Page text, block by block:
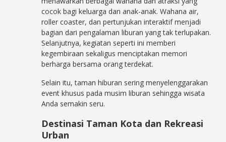
cocok bagi keluarga dan anak-anak. Wahana air,
roller coaster, dan pertunjukan interaktif menjadi
bagian dari pengalaman liburan yang tak terlupakan.
Selanjutnya, kegiatan seperti ini memberi
kegembiraan sekaligus menciptakan memori
berharga bersama orang terdekat.
Selain itu, taman hiburan sering menyelenggarakan
event khusus pada musim liburan sehingga wisata
Anda semakin seru.
Destinasi Taman Kota dan Rekreasi
Urban